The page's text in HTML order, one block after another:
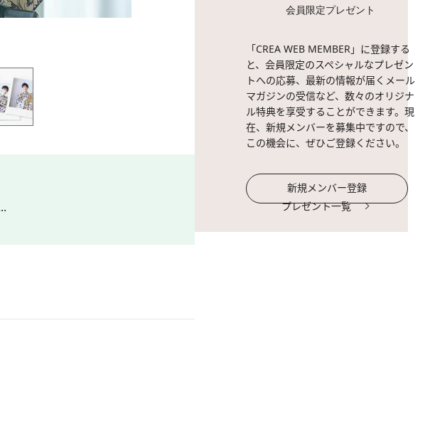
会員限定プレゼント
「CREA WEB MEMBER」に登録する
と、会員限定のスペシャルなプレゼン
トへの応募、最新の情報が届くメール
マガジンの受信など、数々のオリジナ
ル特典を享受することができます。現
在、新規メンバーを募集中ですので、
この機会に、ぜひご登録ください。
新規メンバー登録
プレゼント一覧